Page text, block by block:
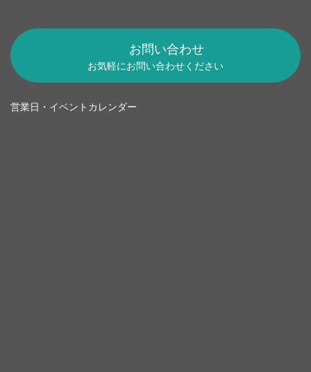
お問い合わせ
お気軽にお問い合わせください
営業日・イベントカレンダー